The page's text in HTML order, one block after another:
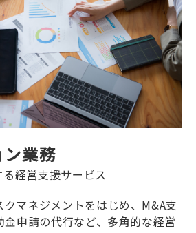
業務
経営支援サービス
マネジメントをはじめ、M&A支
申請の代行など、多角的な経営